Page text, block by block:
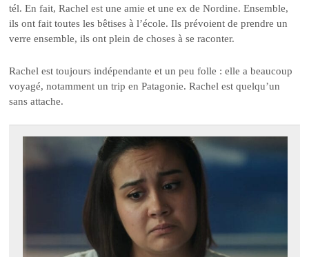
tél. En fait, Rachel est une amie et une ex de Nordine. Ensemble,
ils ont fait toutes les bêtises à l’école. Ils prévoient de prendre un
verre ensemble, ils ont plein de choses à se raconter.
Rachel est toujours indépendante et un peu folle : elle a beaucoup
voyagé, notamment un trip en Patagonie. Rachel est quelqu’un
sans attache.